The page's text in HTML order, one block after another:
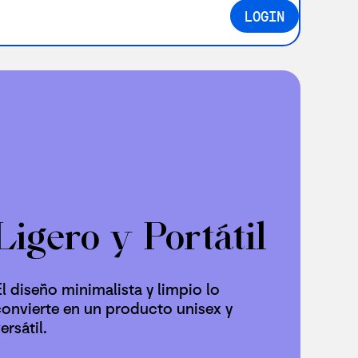
LOGIN
y Portátil
diseño minimalista y limpio lo
en un producto unisex y